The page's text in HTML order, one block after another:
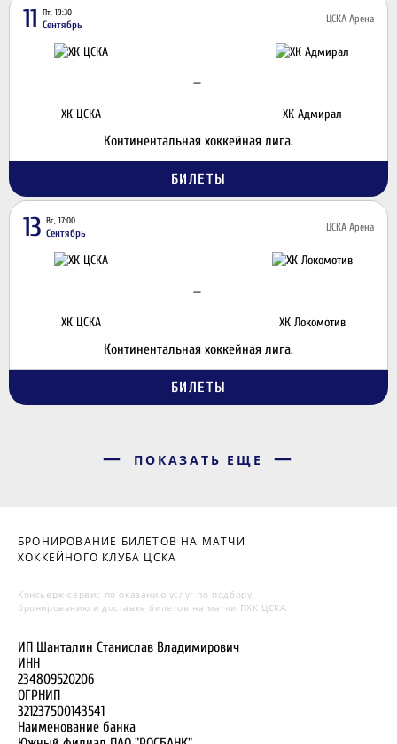
11 Пт, 19:30
Сентябрь ЦСКА Арена
ХК ЦСКА
—
ХК Адмирал
Континентальная хоккейная лига.
БИЛЕТЫ
13 Вс, 17:00
Сентябрь ЦСКА Арена
ХК ЦСКА
—
ХК Локомотив
Континентальная хоккейная лига.
БИЛЕТЫ
ПОКАЗАТЬ ЕЩЕ
БРОНИРОВАНИЕ БИЛЕТОВ НА МАТЧИ
ХОККЕЙНОГО КЛУБА ЦСКА
Консьерж-сервис по оказанию услуг по подбору,
бронированию и доставке билетов на матчи ПХК ЦСКА.
ИП Шанталин Станислав Владимирович
ИНН
234809520206
ОГРНИП
321237500143541
Наименование банка